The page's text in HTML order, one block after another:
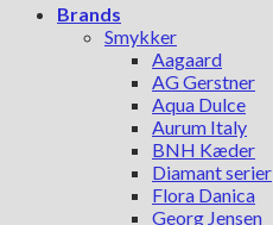
Brands
Smykker
Aagaard
AG Gerstner
Aqua Dulce
Aurum Italy
BNH Kæder
Diamant serier
Flora Danica
Georg Jensen